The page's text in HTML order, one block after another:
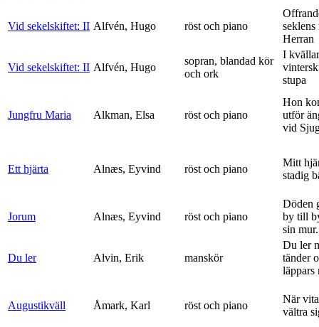
Vid sekelskiftet: II Alfvén, Hugo röst och piano
Herran
Vid sekelskiftet: II Alfvén, Hugo
sopran, blandad kör
och ork
I
stupa
Jungfru Maria Alkman, Elsa röst och piano
Hon
utför
vid
Ett hjärta Alnæs, Eyvind röst och piano
Mitt
stadig
Jorum Alnæs, Eyvind röst och piano
Döden
by till
sin
Du ler Alvin, Erik manskör
Du ler
tänder
läppars
Augustikväll Åmark, Karl röst och piano
När
vältra